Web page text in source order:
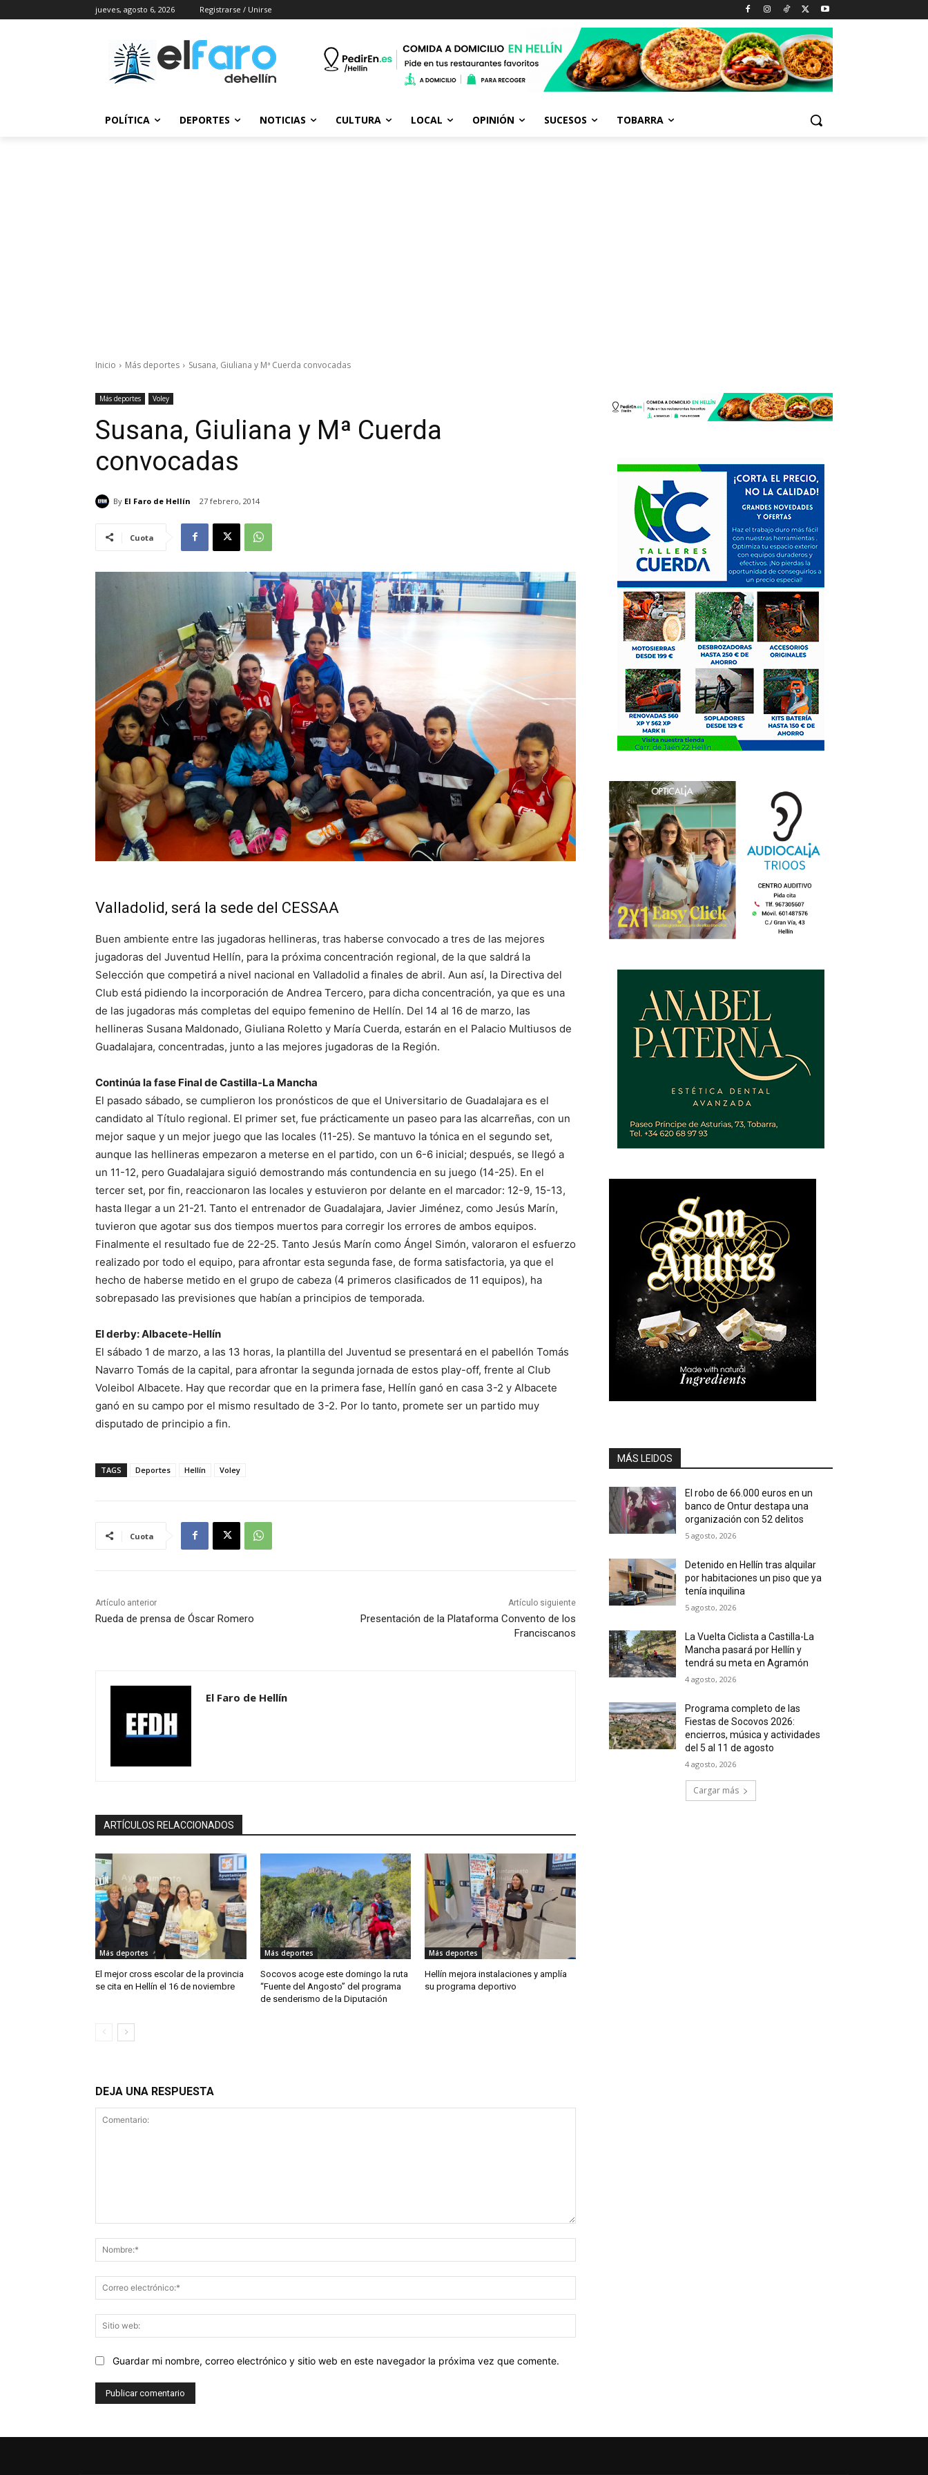
jueves, agosto 6, 2026 Registrarse / Unirse
POLÍTICA DEPORTES NOTICIAS CULTURA LOCAL OPINIÓN SUCESOS TOBARRA
Inicio Más deportes Susana, Giuliana y Mª Cuerda convocadas
Más deportes Voley
Susana, Giuliana y Mª Cuerda
convocadas
By El Faro de Hellín 27 febrero, 2014
Cuota
Valladolid, será la sede del CESSAA
Buen ambiente entre las jugadoras hellineras, tras haberse convocado a tres de las mejores
jugadoras del Juventud Hellín, para la próxima concentración regional, de la que saldrá la
Selección que competirá a nivel nacional en Valladolid a finales de abril. Aun así, la Directiva del
Club está pidiendo la incorporación de Andrea Tercero, para dicha concentración, ya que es una
de las jugadoras más completas del equipo femenino de Hellín. Del 14 al 16 de marzo, las
hellineras Susana Maldonado, Giuliana Roletto y María Cuerda, estarán en el Palacio Multiusos de
Guadalajara, concentradas, junto a las mejores jugadoras de la Región.
Continúa la fase Final de Castilla-La Mancha
El pasado sábado, se cumplieron los pronósticos de que el Universitario de Guadalajara es el
candidato al Título regional. El primer set, fue prácticamente un paseo para las alcarreñas, con un
mejor saque y un mejor juego que las locales (11-25). Se mantuvo la tónica en el segundo set,
aunque las hellineras empezaron a meterse en el partido, con un 6-6 inicial; después, se llegó a
un 11-12, pero Guadalajara siguió demostrando más contundencia en su juego (14-25). En el
tercer set, por fin, reaccionaron las locales y estuvieron por delante en el marcador: 12-9, 15-13,
hasta llegar a un 21-21. Tanto el entrenador de Guadalajara, Javier Jiménez, como Jesús Marín,
tuvieron que agotar sus dos tiempos muertos para corregir los errores de ambos equipos.
Finalmente el resultado fue de 22-25. Tanto Jesús Marín como Ángel Simón, valoraron el esfuerzo
realizado por todo el equipo, para afrontar esta segunda fase, de forma satisfactoria, ya que el
hecho de haberse metido en el grupo de cabeza (4 primeros clasificados de 11 equipos), ha
sobrepasado las previsiones que habían a principios de temporada.
El derby: Albacete-Hellín
El sábado 1 de marzo, a las 13 horas, la plantilla del Juventud se presentará en el pabellón Tomás
Navarro Tomás de la capital, para afrontar la segunda jornada de estos play-off, frente al Club
Voleibol Albacete. Hay que recordar que en la primera fase, Hellín ganó en casa 3-2 y Albacete
ganó en su campo por el mismo resultado de 3-2. Por lo tanto, promete ser un partido muy
disputado de principio a fin.
TAGS Deportes Hellín Voley
Cuota
Artículo anterior
Rueda de prensa de Óscar Romero
Artículo siguiente
Presentación de la Plataforma Convento de los
Franciscanos
El Faro de Hellín
ARTÍCULOS RELACCIONADOS
Más deportes
El mejor cross escolar de la provincia
se cita en Hellín el 16 de noviembre
Más deportes
Socovos acoge este domingo la ruta
“Fuente del Angosto” del programa
de senderismo de la Diputación
Más deportes
Hellín mejora instalaciones y amplía
su programa deportivo
DEJA UNA RESPUESTA
electrónico:*
web:
Guardar mi nombre, correo electrónico y sitio web en este navegador la próxima vez que comente.
MÁS LEIDOS
El robo de 66.000 euros en un
banco de Ontur destapa una
organización con 52 delitos
5 agosto, 2026
Detenido en Hellín tras alquilar
por habitaciones un piso que ya
tenía inquilina
5 agosto, 2026
La Vuelta Ciclista a Castilla-La
Mancha pasará por Hellín y
tendrá su meta en Agramón
4 agosto, 2026
Programa completo de las
Fiestas de Socovos 2026:
encierros, música y actividades
del 5 al 11 de agosto
4 agosto, 2026
Cargar más